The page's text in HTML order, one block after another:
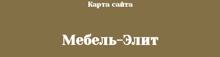
Карта сайта
Мебель-Элит